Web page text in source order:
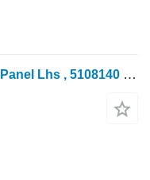
Fiat 980, 980dt Green Side Grille Panel Lhs , 5108140 5110307 rešetka hladnjaka za 980, 980DT